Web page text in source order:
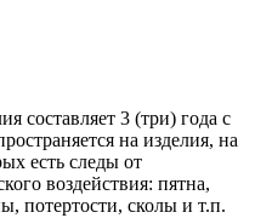
составляет 3 (три) года с
на изделия, на
есть следы от
воздействия: пятна,
потертости, сколы и т.п.